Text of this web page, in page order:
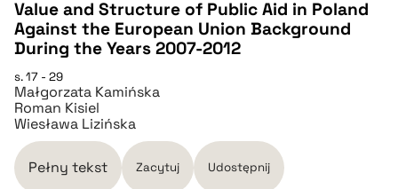
CZYSTY TEKST
pobierz cytat
BIBTEX
Value and Structure of Public Aid in Poland
Against the European Union Background
During the Years 2007-2012
s. 17 - 29
Małgorzata Kamińska
Roman Kisiel
Wiesława Lizińska
Pełny tekst Zacytuj Udostępnij